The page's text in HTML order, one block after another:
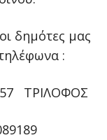
δημότες μας
:
ΤΡΙΛΟΦΟΣ